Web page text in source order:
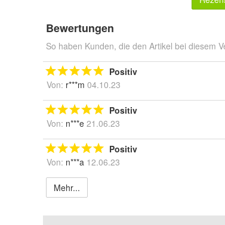
Bewertungen
So haben Kunden, die den Artikel bei diesem
Positiv
Von: r***m 04.10.23
Positiv
Von: n***e 21.06.23
Positiv
Von: n***a 12.06.23
Mehr...